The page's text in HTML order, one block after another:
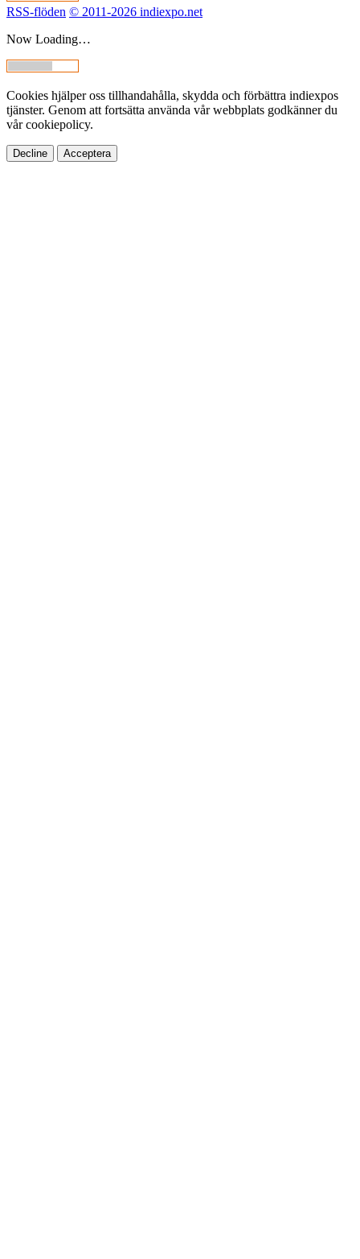
RSS-flöden © 2011-2026 indiexpo.net
Now Loading…
Cookies hjälper oss tillhandahålla, skydda och förbättra indiexpos
tjänster. Genom att fortsätta använda vår webbplats godkänner du
vår cookiepolicy.
Decline Acceptera